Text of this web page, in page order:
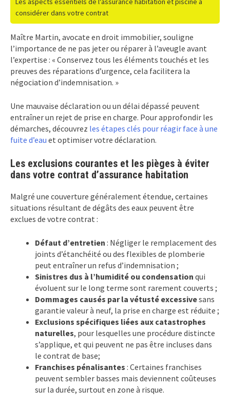
considérer dans votre contrat
Maître Martin, avocate en droit immobilier, souligne
l’importance de ne pas jeter ou réparer à l’aveugle avant
l’expertise : « Conservez tous les éléments touchés et les
preuves des réparations d’urgence, cela facilitera la
négociation d’indemnisation. »
Une mauvaise déclaration ou un délai dépassé peuvent
entraîner un rejet de prise en charge. Pour approfondir les
démarches, découvrez les étapes clés pour réagir face à une
fuite d’eau et optimiser votre déclaration.
Les exclusions courantes et les pièges à éviter
dans votre contrat d’assurance habitation
Malgré une couverture généralement étendue, certaines
situations résultant de dégâts des eaux peuvent être
exclues de votre contrat :
Défaut d’entretien : Négliger le remplacement des
joints d’étanchéité ou des flexibles de plomberie
peut entraîner un refus d’indemnisation ;
Sinistres dus à l’humidité ou condensation qui
évoluent sur le long terme sont rarement couverts ;
Dommages causés par la vétusté excessivesans
garantie valeur à neuf, la prise en charge est réduite ;
Exclusions spécifiques liées aux catastrophes
naturelles, pour lesquelles une procédure distincte
s’applique, et qui peuvent ne pas être incluses dans
le contrat de base;
Franchises pénalisantes : Certaines franchises
peuvent sembler basses mais deviennent coûteuses
sur la durée, surtout en zone à risque.